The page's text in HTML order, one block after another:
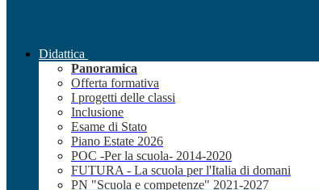
Didattica
Panoramica
Offerta formativa
I progetti delle classi
Inclusione
Esame di Stato
Piano Estate 2026
POC -Per la scuola- 2014-2020
FUTURA - La scuola per l'Italia di domani
PN "Scuola e competenze" 2021-2027